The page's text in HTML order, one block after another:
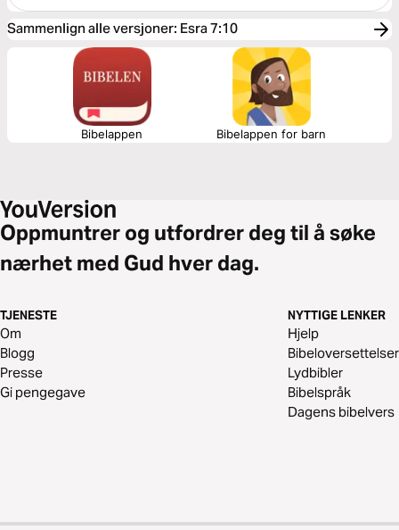
Sammenlign alle versjoner: Esra 7:10
Bibelappen Bibelappen for barn
Oppmuntrer og utfordrer deg til å søke
nærhet med Gud hver dag.
TJENESTE
Om
Blogg
Presse
Gi pengegave
NYTTIGE LENKER
Hjelp
Bibeloversettelser
Lydbibler
Bibelspråk
Dagens bibelvers